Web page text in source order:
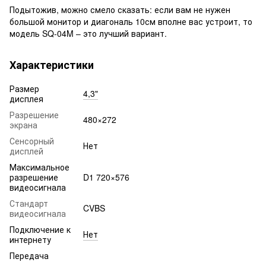
Подытожив, можно смело сказать: если вам не нужен
большой монитор и диагональ 10см вполне вас устроит, то
модель SQ-04M – это лучший вариант.
Характеристики
Размер
дисплея
4,3"
Разрешение
экрана
480×272
Сенсорный
дисплей
Нет
Максимальное
разрешение
видеосигнала
D1 720×576
Стандарт
видеосигнала
CVBS
Подключение к
интернету
Нет
Передача